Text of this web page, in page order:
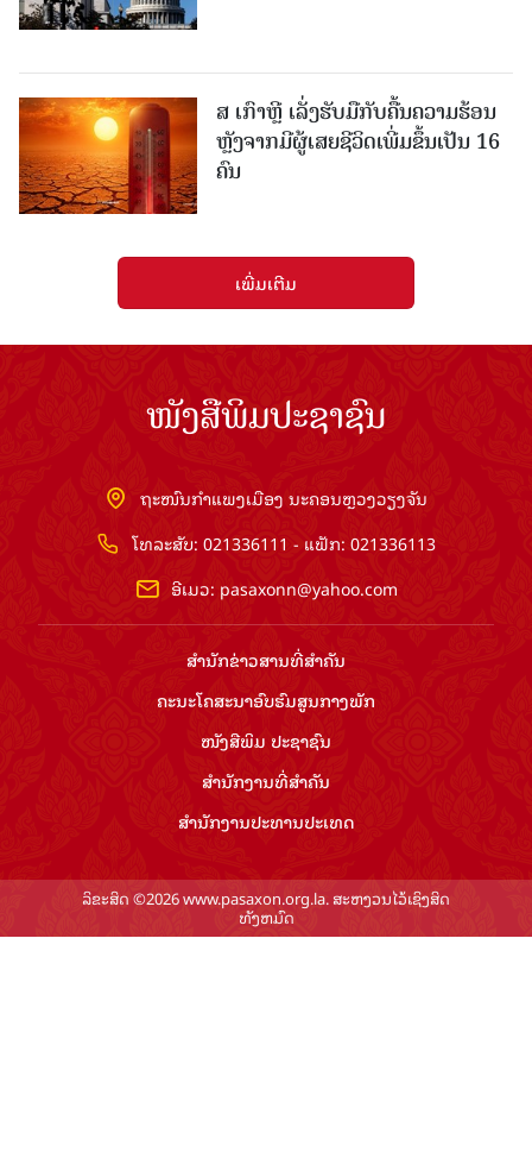
ສ ເກົາຫຼີ ເລັ່ງຮັບມືກັບຄື້ນຄວາມຮ້ອນ
ຫຼັງຈາກມີຜູ້ເສຍຊີວິດເພີ່ມຂຶ້ນເປັນ 16
ຄົນ
ເພີ່ມເຕີມ
ໜັງສືພິມປະຊາຊົນ
ຖະໜົນກຳແພງເມືອງ ນະຄອນຫຼວງວຽງຈັນ
ໂທລະສັບ: 021336111 - ແຟັກ: 021336113
ອີເມວ: pasaxonn@yahoo.com
ສຳ​ນັກ​ຂ່າວ​ສານ​ທີ່​ສຳ​ຄັນ​
ຄະນະໂຄສະນາອົບຮົມ​ສູນ​ກາງ​ພັກ
ໜັງສືພິມ ປະ​ຊາ​ຊົນ
ສຳ​ນັກ​ງານ​ທີ່​ສຳ​ຄັນ
ສຳ​ນັກ​ງານ​ປະ​ທານ​ປະ​ເທດ
ລິຂະສິດ ©2026 www.pasaxon.org.la. ສະຫງວນໄວ້ເຊິງສິດ
ທັງຫມົດ